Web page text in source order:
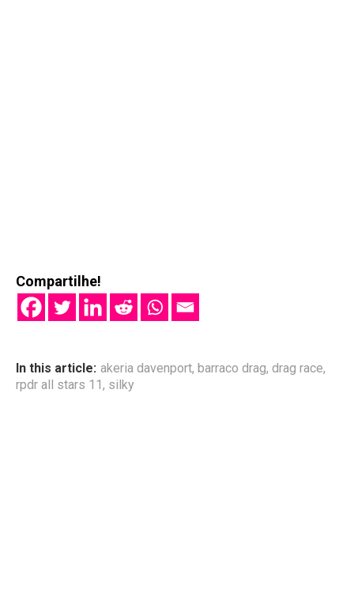
Compartilhe!
In this article: akeria davenport, barraco drag, drag race,
rpdr all stars 11, silky